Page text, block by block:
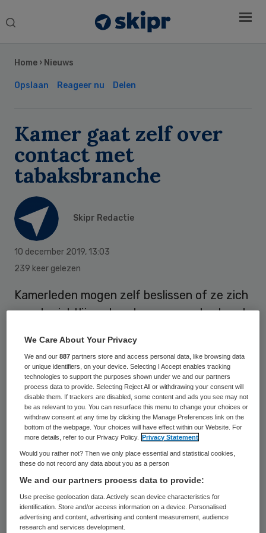
Search
Home › Nieuws
Opslaan Reageer nu Delen
Kamer gaat zelf over
contact met
tabaksbranche
Skipr Redactie
10 december 2019, 13:03
239 keer gelezen
Kamerleden mogen zelf beslissen of ze zich
aan de richtlijnen houden voor contact met
van het kabinet voor ministeries, provincies
en gemeenten gelden niet voor de Tweede
Kamer.
Dat meldt het presidium na berichtgeving
door BNR. Kamervoorzitter Khadija Arib
schreef vorige maand een brief aan de
Tweede Kamerleden over de richtlijnen.
Parlementariërs hebben nu eenmaal een
andere positie dan ministers, aldus Arib. Het
Sidebar
We Care About Your Privacy
We and our887 partners store and access personal data, like browsing data
or unique identifiers, on your device. Selecting I Accept enables tracking
technologies to support the purposes shown under we and our partners
process data to provide. Selecting Reject All or withdrawing your consent will
disable them. If trackers are disabled, some content and ads you see may not
be as relevant to you. You can resurface this menu to change your choices or
withdraw consent at any time by clicking the Manage Preferences link on the
bottom of the webpage. Your choices will have effect within our Website. For
more details, refer to our Privacy Policy.
Privacy Statement
Would you rather not? Then we only place essential and statistical cookies,
these do not record any data about you as a person
We and our partners process data to provide:
Use precise geolocation data. Actively scan device characteristics for
identification. Store and/or access information on a device. Personalised
advertising and content, advertising and content measurement, audience
research and services development.